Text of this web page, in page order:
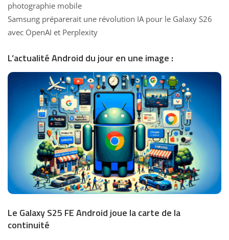
photographie mobile
Samsung préparerait une révolution IA pour le Galaxy S26
avec OpenAI et Perplexity
L’actualité Android du jour en une image :
Le Galaxy S25 FE Android joue la carte de la
continuité